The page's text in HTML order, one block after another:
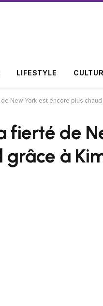
LIFESTYLE
New York est encore plus
fierté de
à